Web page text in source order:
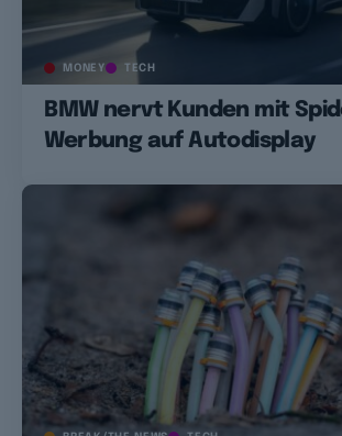
MONEY TECH
BMW nervt Kunden mit
Werbung auf Autodisplay